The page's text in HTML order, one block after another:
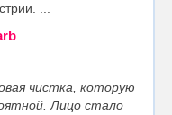
...
чистка, которую
Лицо стало